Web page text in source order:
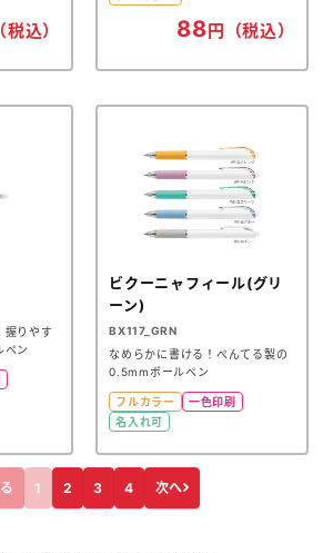
税込） 88 円（税込）
握りやす
ペン
ビクーニャフィール(グリ
ーン)
BX117_GRN
なめらかに書ける！ぺんてる製の
0.5mmボールペン
フルカラー
一色印刷
名入れ可
1 2 3 4 次へ